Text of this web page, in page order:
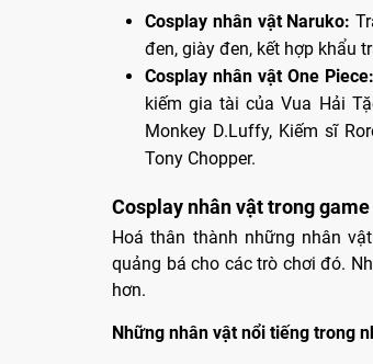
Cosplay nhân vật Naruko:
đen, giày đen, kết hợp khẩu
Cosplay nhân vật One Piece:
kiếm gia tài của Vua Hải
Monkey D.Luffy, Kiếm sĩ
Tony Chopper.
Cosplay nhân vật trong game
Hoá thân thành những nhân
quảng bá cho các trò chơi đó.
hơn.
Những nhân vật nổi tiếng trong